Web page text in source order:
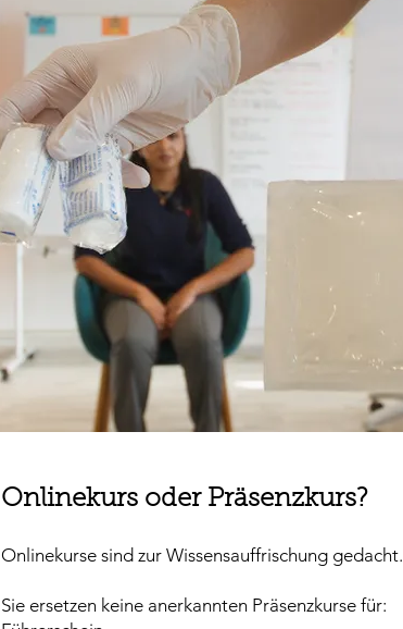
Onlinekurs oder Präsenzkurs?
Onlinekurse sind zur Wissensauffrischung gedacht.
Sie ersetzen keine anerkannten Präsenzkurse für: